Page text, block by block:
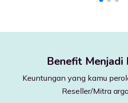
Benefit Menjadi
Keuntungan yang kamu
Reseller/Mitra